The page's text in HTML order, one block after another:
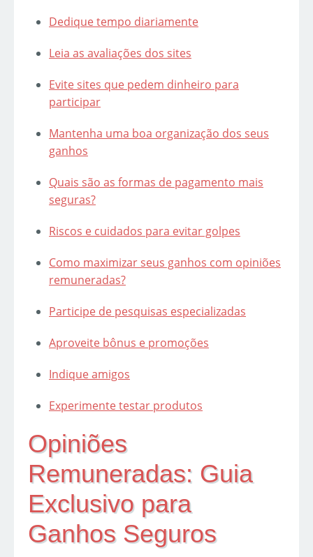
Dedique tempo diariamente
Leia as avaliações dos sites
Evite sites que pedem dinheiro para
participar
Mantenha uma boa organização dos seus
ganhos
Quais são as formas de pagamento mais
seguras?
Riscos e cuidados para evitar golpes
Como maximizar seus ganhos com opiniões
remuneradas?
Participe de pesquisas especializadas
Aproveite bônus e promoções
Indique amigos
Experimente testar produtos
Opiniões
Remuneradas: Guia
Exclusivo para
Ganhos Seguros